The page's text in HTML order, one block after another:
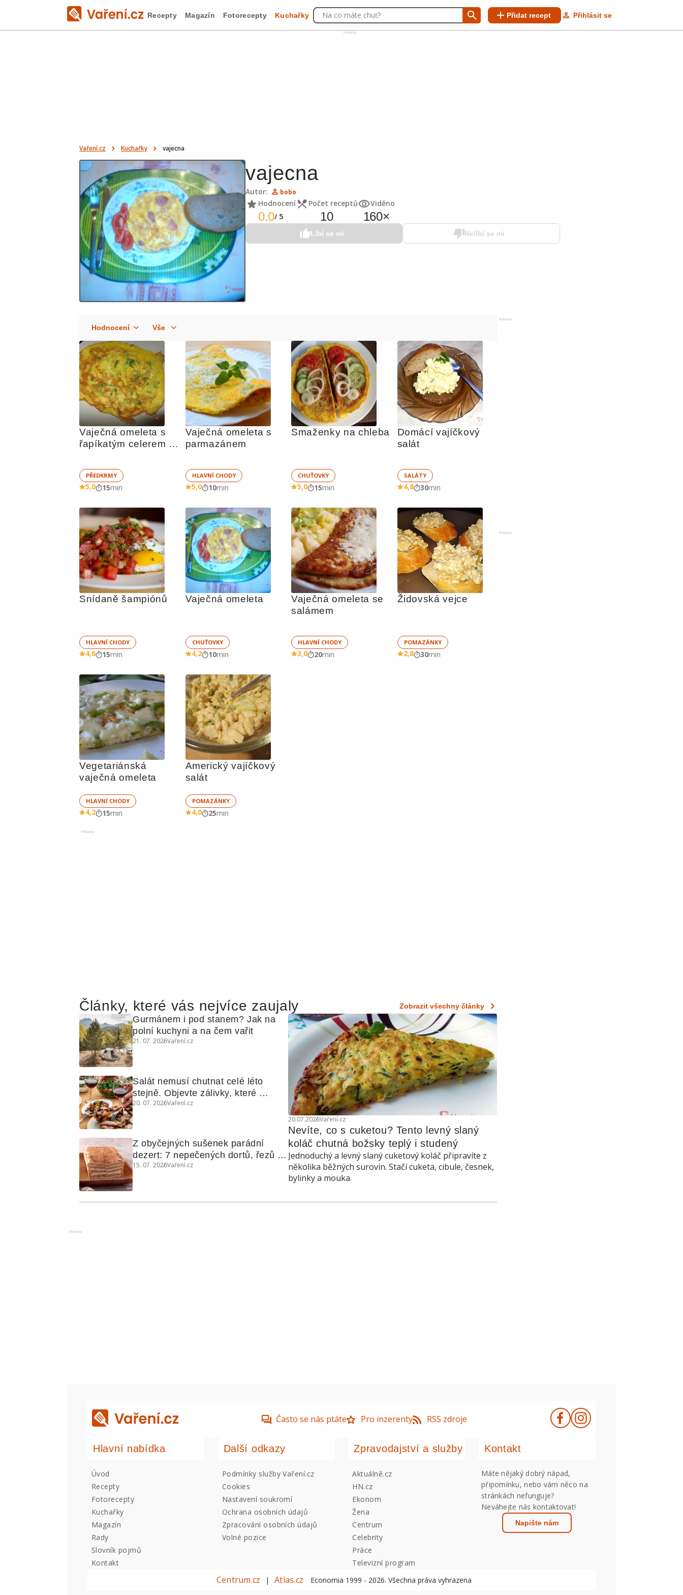
Reklama
Recepty Magazín Fotorecepty Kuchařky Na co máte chuť? Přidat recept Přihlásit se
Vaření.cz Kuchařky vajecna
vajecna
Autor: bobo
Hodnocení
0.0/ 5
Počet receptů
10
Viděno
160×
Líbí se mi Nelíbí se mi
Vaječná omeleta s
řapíkatým celerem a
PŘEDKRMY
5,0 15min
Vaječná omeleta s
parmazánem
HLAVNÍ CHODY
5,0 10min
Smaženky na chleba
CHUŤOVKY
5,0 15min
Domácí vajíčkový
salát
SALÁTY
4,8 30min
Snídaně šampiónů
HLAVNÍ CHODY
4,6 15min
Vaječná omeleta
CHUŤOVKY
4,2 10min
Vaječná omeleta se
salámem
HLAVNÍ CHODY
3,0 20min
Židovská vejce
POMAZÁNKY
2,8 30min
Vegetariánská
HLAVNÍ CHODY
4,2 15min
Americký vajíčkový
salát
POMAZÁNKY
4,0 25min
Reklama
Články, které vás nejvíce zaujaly Zobrazit všechny články
20.07.2026Vaření.cz
Nevíte, co s cuketou? Tento levný slaný
koláč chutná božsky teplý i studený
Jednoduchý a levný slaný cuketový koláč připravíte z
několika běžných surovin. Stačí cuketa, cibule, česnek,
bylinky a mouka.
Gurmánem i pod stanem? Jak na
polní kuchyni a na čem vařit
21. 07. 2026Vaření.cz
Salát nemusí chutnat celé léto
stejně. Objevte zálivky, které
využijete i na maso, nudle nebo
20. 07. 2026Vaření.cz
Z obyčejných sušenek parádní
dezert: 7 nepečených dortů, řezů a
koláčů
15. 07. 2026Vaření.cz
Reklama
Reklama
Reklama
Často se nás ptáte Pro inzerenty RSS zdroje
Hlavní nabídka
Úvod
Recepty
Fotorecepty
Kuchařky
Magazín
Rady
Slovník pojmů
Kontakt
Další odkazy
Podmínky služby Vaření.cz
Cookies
Nastavení soukromí
Ochrana osobních údajů
Zpracování osobních údajů
Volné pozice
Zpravodajství a služby
Aktuálně.cz
HN.cz
Ekonom
Žena
Centrum
Celebrity
Práce
Televizní program
Kontakt
Máte nějaký dobrý nápad,
připomínku, nebo vám něco na
stránkách nefunguje?
Neváhejte nás kontaktovat!
Napište nám
Centrum.cz | Atlas.cz Economia 1999 - 2026. Všechna práva vyhrazena